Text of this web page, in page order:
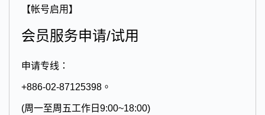
【帐号启用】
会员服务申请/试用
申请专线：
+886-02-87125398。
(周一至周五工作日9:00~18:00)